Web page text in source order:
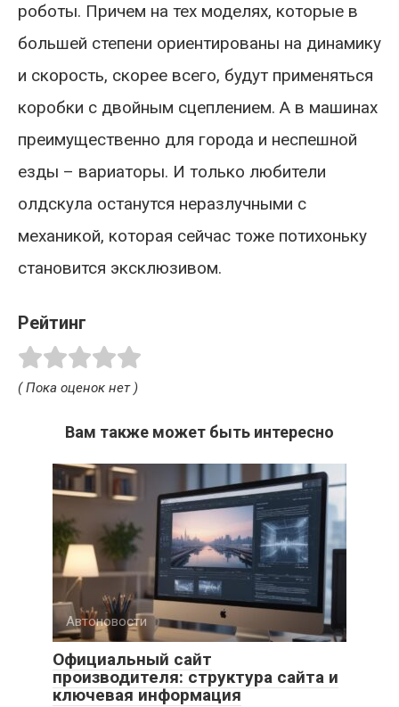
роботы. Причем на тех моделях, которые в
большей степени ориентированы на динамику
и скорость, скорее всего, будут применяться
коробки с двойным сцеплением. А в машинах
преимущественно для города и неспешной
езды – вариаторы. И только любители
олдскула останутся неразлучными с
механикой, которая сейчас тоже потихоньку
становится эксклюзивом.
Рейтинг
( Пока оценок нет )
Вам также может быть интересно
Автоновости
Официальный сайт
производителя: структура сайта и
ключевая информация